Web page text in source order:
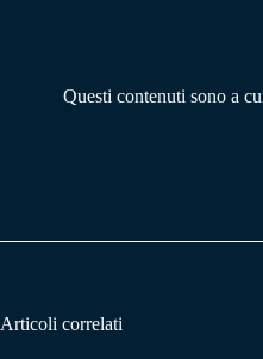
Questi contenuti sono a
Articoli correlati